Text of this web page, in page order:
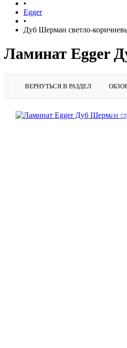
•
Egger
•
Дуб Шерман светло-
Ламинат Egger
ВЕРНУТЬСЯ В РАЗДЕЛ